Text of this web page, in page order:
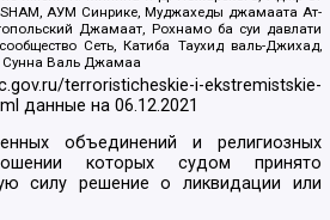
SHAM, АУМ Синрике, Муджахеды джамаата Ат-
Джамаат, Рохнамо ба суи давлати
Сеть, Катиба Таухид валь-Джихад,
Валь Джамаа
terroristicheskie-i-ekstremistskie-
данные на06.12.2021
объединений и религиозных
которых судом принято
силу решение о ликвидации или